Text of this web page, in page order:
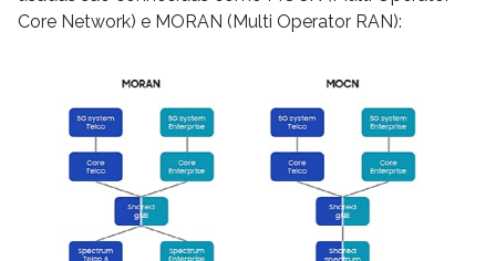
Core Network) e MORAN (Multi Operator RAN):